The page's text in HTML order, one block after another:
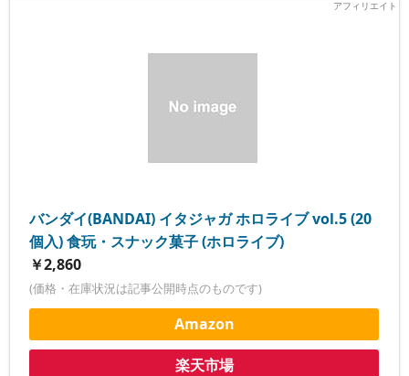
バンダイ(BANDAI) イタジャガ ホロライブ vol.5 (20
個入) 食玩・スナック菓子 (ホロライブ)
￥2,860
(価格・在庫状況は記事公開時点のものです)
Amazon
楽天市場